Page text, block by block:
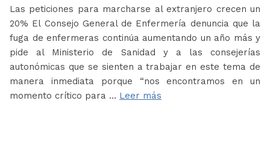
Las peticiones para marcharse al extranjero crecen un
20% El Consejo General de Enfermería denuncia que la
fuga de enfermeras continúa aumentando un año más y
pide al Ministerio de Sanidad y a las consejerías
autonómicas que se sienten a trabajar en este tema de
manera inmediata porque “nos encontramos en un
momento crítico para … Leer más